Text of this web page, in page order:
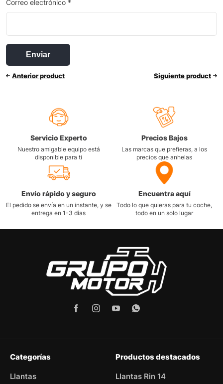
Correo electrónico *
Anterior product Siguiente product
Servicio Experto
Nuestro amigable equipo está
disponible para ti
Precios Bajos
Las marcas que prefieras, a los
precios que anhelas
Envío rápido y seguro
El pedido se envía en un instante, y se
entrega en 1-3 días
Encuentra aquí
Todo lo que quieras para tu coche,
todo en un solo lugar
Categorías
Llantas
Productos destacados
Llantas Rin 14